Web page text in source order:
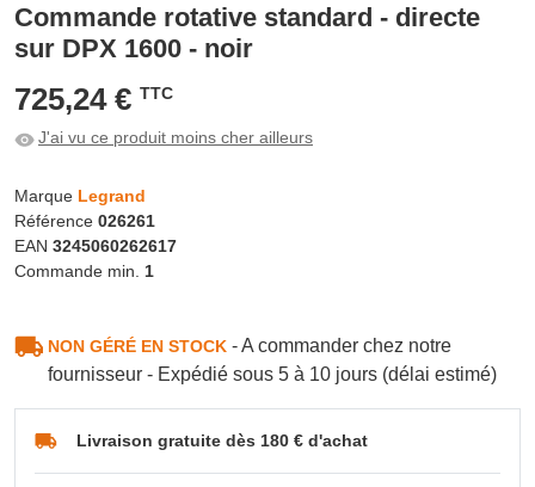
Commande rotative standard - directe
sur DPX 1600 - noir
725,24 € TTC
J'ai vu ce produit moins cher ailleurs
Marque Legrand
Référence 026261
EAN 3245060262617
Commande min. 1
NON GÉRÉ EN STOCK- A commander chez notre
fournisseur - Expédié sous 5 à 10 jours (délai estimé)
Livraison gratuite dès 180 € d'achat